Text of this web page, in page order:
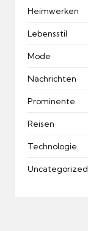
Heimwerken
Lebensstil
Mode
Nachrichten
Prominente
Reisen
Technologie
Uncategorized